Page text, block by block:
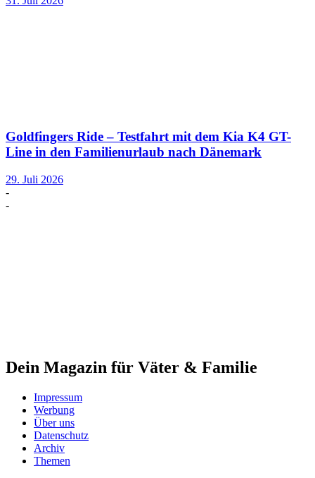
Goldfingers Ride – Testfahrt mit dem Kia K4 GT-
Line in den Familienurlaub nach Dänemark
29. Juli 2026
-
-
Dein Magazin für Väter & Familie
Impressum
Werbung
Über uns
Datenschutz
Archiv
Themen